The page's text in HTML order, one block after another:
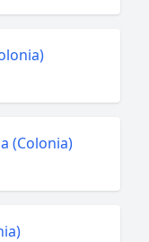
(Colonia)